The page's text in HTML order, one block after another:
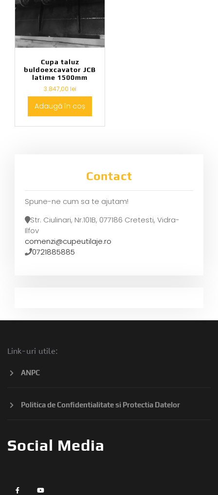
Cupa taluz
buldoexcavator JCB
latime 1500mm
3.847,00 lei
Adaugă în coș
Contact
Spune-ne cum sa te ajutam!
Str. Ciulinari, Nr.101B, 077186 Cretesti, Vidra-
Ilfov
comenzi@cupeutilaje.ro
0721885885
Link-uri utile:
ANPC
Politica de Confidentialitate si Protectia Datelor
Social Media